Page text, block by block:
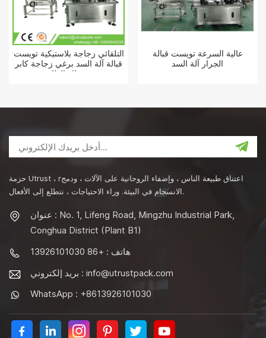
التلقائي زجاجة بلاستيكية تويست
قبالة آلة السد برغي زجاجة كابر
عالية السرعة تويست قبالة
الجرار آلة السد
حزمة Utrust ، rاعتناق طبيعة الناس ، وإضفاء الروحانية على الآلات ، ودمج
الانسجام في البيئة. وراء الاحتياجات ، نتطلع إلى الأفعال.
عنوان : No. 1, Lifeng Road, Mingzhu Industrial Park,
Conghua District (Plant B1)
هاتف : +86 13926101030
بريد إلكتروني : info@utrustpack.com
WhatsApp : +8613926101030